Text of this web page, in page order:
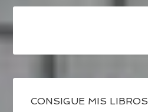
CONSIGUE MIS LIBROS